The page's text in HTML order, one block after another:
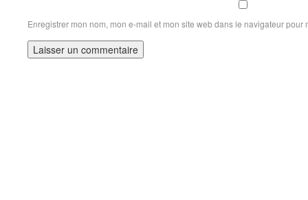
Enregistrer mon nom, mon e-mail et mon site web dans le navigateur pour